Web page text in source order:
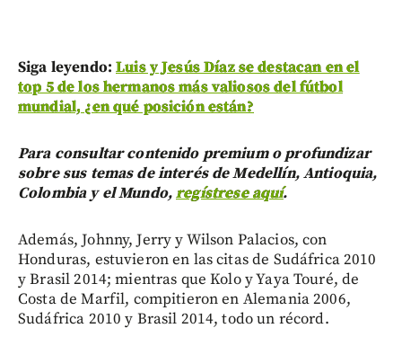
Siga leyendo:Luis y Jesús Díaz se destacan en el
top 5 de los hermanos más valiosos del fútbol
mundial, ¿en qué posición están?
Para consultar contenido premium o profundizar
sobre sus temas de interés de Medellín, Antioquia,
Colombia y el Mundo,regístrese aquí.
Además, Johnny, Jerry y Wilson Palacios, con
Honduras, estuvieron en las citas de Sudáfrica 2010
y Brasil 2014; mientras que Kolo y Yaya Touré, de
Costa de Marfil, compitieron en Alemania 2006,
Sudáfrica 2010 y Brasil 2014, todo un récord.